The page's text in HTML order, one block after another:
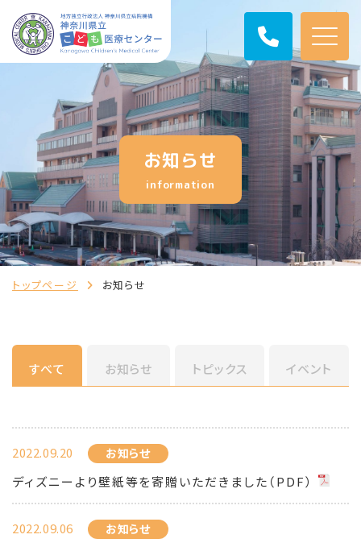
お知らせ
information
トップページ お知らせ
すべて お知らせ トピックス イベント
2022.09.20 お知らせ
ディズニーより壁紙等を寄贈いただきました（PDF）
2022.09.06 お知らせ